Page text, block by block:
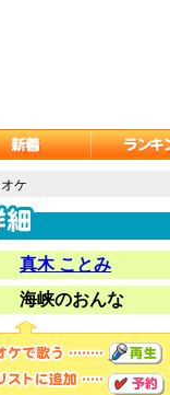
ケ
真木 ことみ
海峡のおんな